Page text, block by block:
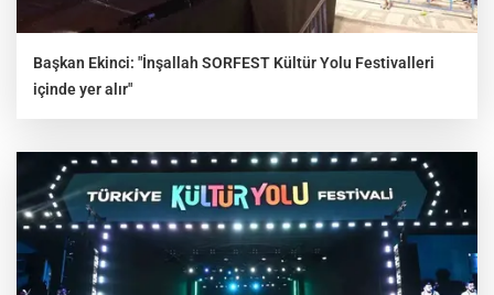
Başkan Ekinci: "İnşallah SORFEST Kültür Yolu Festivalleri
içinde yer alır"